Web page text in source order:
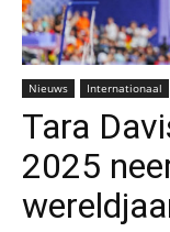
Nieuws Internationaal
Tara
2025